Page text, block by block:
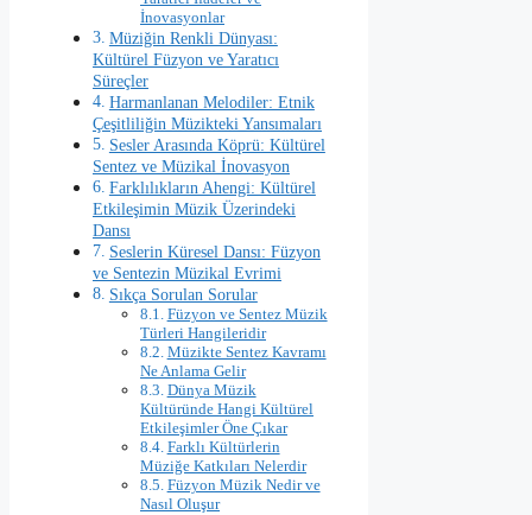
İnovasyonlar
Müziğin Renkli Dünyası:
Kültürel Füzyon ve Yaratıcı
Süreçler
Harmanlanan Melodiler: Etnik
Çeşitliliğin Müzikteki Yansımaları
Sesler Arasında Köprü: Kültürel
Sentez ve Müzikal İnovasyon
Farklılıkların Ahengi: Kültürel
Etkileşimin Müzik Üzerindeki
Dansı
Seslerin Küresel Dansı: Füzyon
ve Sentezin Müzikal Evrimi
Sıkça Sorulan Sorular
Füzyon ve Sentez Müzik
Türleri Hangileridir
Müzikte Sentez Kavramı
Ne Anlama Gelir
Dünya Müzik
Kültüründe Hangi Kültürel
Etkileşimler Öne Çıkar
Farklı Kültürlerin
Müziğe Katkıları Nelerdir
Füzyon Müzik Nedir ve
Nasıl Oluşur